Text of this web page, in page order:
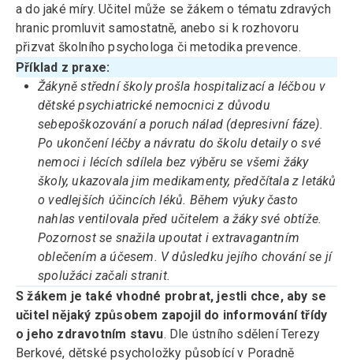
a do jaké míry. Učitel může se žákem o tématu zdravých
hranic promluvit samostatně, anebo si k rozhovoru
přizvat školního psychologa či metodika prevence.
Příklad z praxe:
Žákyně střední školy prošla hospitalizací a léčbou v
dětské psychiatrické nemocnici z důvodu
sebepoškozování a poruch nálad (depresivní fáze).
Po ukončení léčby a návratu do školu detaily o své
nemoci i lécích sdílela bez výběru se všemi žáky
školy, ukazovala jim medikamenty, předčítala z letáků
o vedlejších účincích léků. Během výuky často
nahlas ventilovala před učitelem a žáky své obtíže.
Pozornost se snažila upoutat i extravagantním
oblečením a účesem. V důsledku jejího chování se jí
spolužáci začali stranit.
S žákem je také vhodné probrat, jestli chce, aby se
učitel nějaký způsobem zapojil do informování třídy
o jeho zdravotním stavu. Dle ústního sdělení Terezy
Berkové, dětské psycholožky působící v Poradně